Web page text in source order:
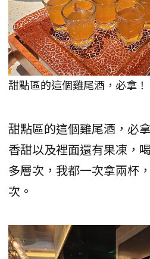
甜點區的這個雞尾酒，必拿
甜點區的這個雞尾酒，必
香甜以及裡面還有果凍，
多層次，我都一次拿兩杯
次。